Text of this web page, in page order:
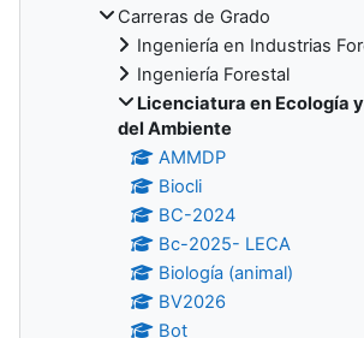
Carreras de Grado
Ingeniería en Industrias
Ingeniería Forestal
Licenciatura en Ecología
del Ambiente
AMMDP
Biocli
BC-2024
Bc-2025- LECA
Biología (animal)
BV2026
Bot